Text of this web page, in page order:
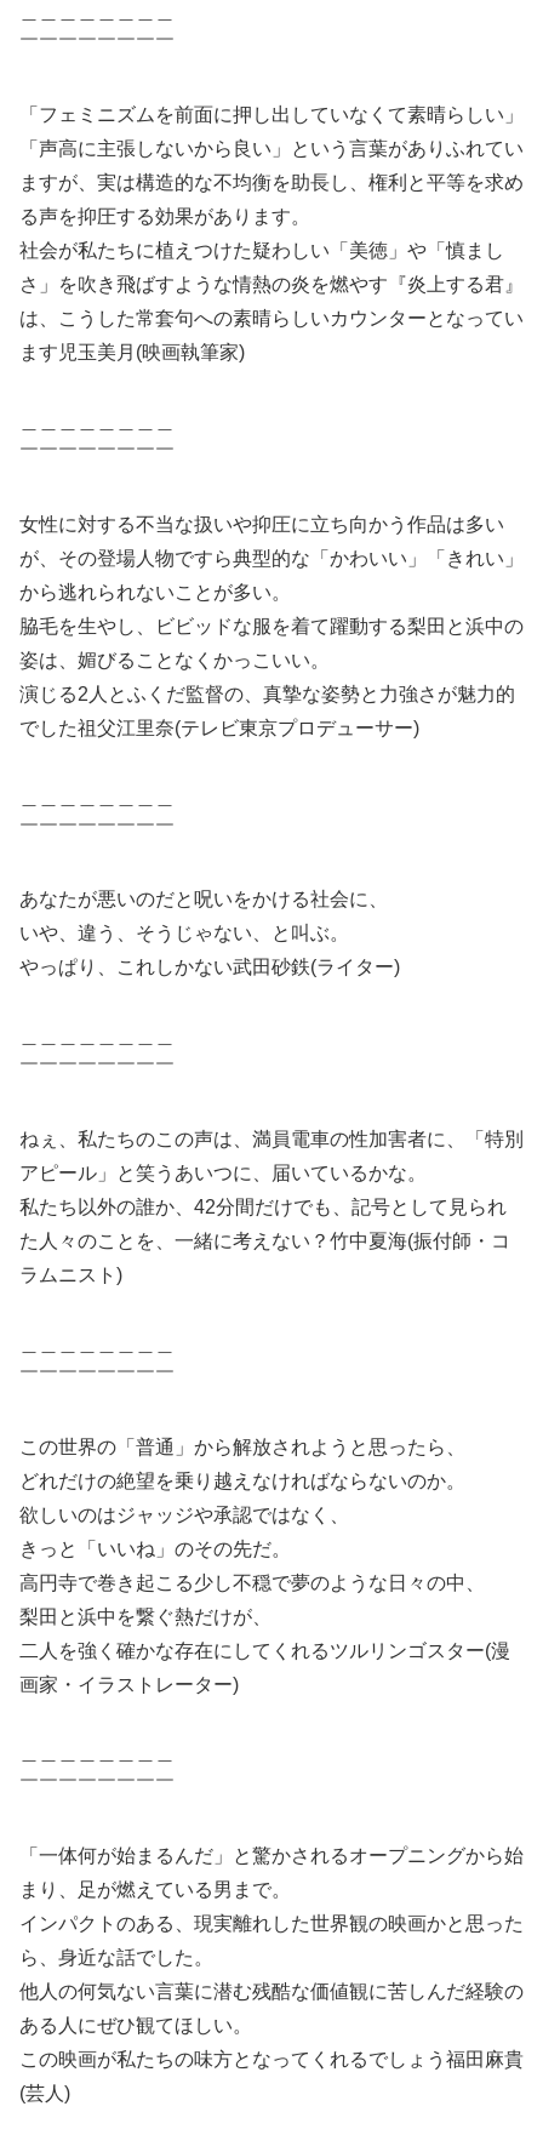
￣￣￣￣￣￣￣￣
「フェミニズムを前面に押し出していなくて素晴らしい」
「声高に主張しないから良い」という言葉がありふれてい
ますが、実は構造的な不均衡を助長し、権利と平等を求め
る声を抑圧する効果があります。
社会が私たちに植えつけた疑わしい「美徳」や「慎まし
さ」を吹き飛ばすような情熱の炎を燃やす『炎上する君』
は、こうした常套句への素晴らしいカウンターとなってい
ます児玉美月(映画執筆家)
￣￣￣￣￣￣￣￣
女性に対する不当な扱いや抑圧に立ち向かう作品は多い
が、その登場人物ですら典型的な「かわいい」「きれい」
から逃れられないことが多い。
脇毛を生やし、ビビッドな服を着て躍動する梨田と浜中の
姿は、媚びることなくかっこいい。
演じる2人とふくだ監督の、真摯な姿勢と力強さが魅力的
でした祖父江里奈(テレビ東京プロデューサー)
￣￣￣￣￣￣￣￣
あなたが悪いのだと呪いをかける社会に、
いや、違う、そうじゃない、と叫ぶ。
やっぱり、これしかない武田砂鉄(ライター)
￣￣￣￣￣￣￣￣
ねぇ、私たちのこの声は、満員電車の性加害者に、「特別
アピール」と笑うあいつに、届いているかな。
私たち以外の誰か、42分間だけでも、記号として見られ
た人々のことを、一緒に考えない？竹中夏海(振付師・コ
ラムニスト)
￣￣￣￣￣￣￣￣
この世界の「普通」から解放されようと思ったら、
どれだけの絶望を乗り越えなければならないのか。
欲しいのはジャッジや承認ではなく、
きっと「いいね」のその先だ。
高円寺で巻き起こる少し不穏で夢のような日々の中、
梨田と浜中を繋ぐ熱だけが、
二人を強く確かな存在にしてくれるツルリンゴスター(漫
画家・イラストレーター)
￣￣￣￣￣￣￣￣
「一体何が始まるんだ」と驚かされるオープニングから始
まり、足が燃えている男まで。
インパクトのある、現実離れした世界観の映画かと思った
ら、身近な話でした。
他人の何気ない言葉に潜む残酷な価値観に苦しんだ経験の
ある人にぜひ観てほしい。
この映画が私たちの味方となってくれるでしょう福田麻貴
(芸人)